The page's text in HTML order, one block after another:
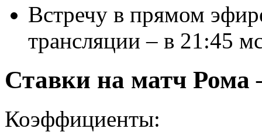
Встречу в прямом
трансляции – в 21:45
Ставки на матч Рома
Коэффициенты: